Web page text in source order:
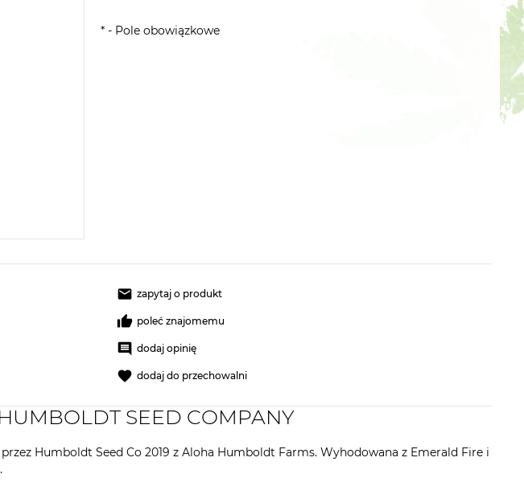
* - Pole obowiązkowe
zapytaj o produkt
poleć znajomemu
dodaj opinię
dodaj do przechowalni
SEED COMPANY
Humboldt Seed Co 2019 z Aloha Humboldt Farms. Wyhodowana z Emerald Fire i